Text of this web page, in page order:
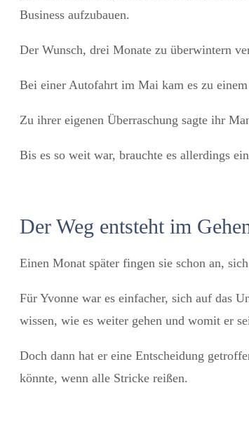
Business aufzubauen.
Der Wunsch, drei Monate zu überwintern
Bei einer Autofahrt im Mai kam es zu
Zu ihrer eigenen Überraschung sagte ihr
Bis es so weit war, brauchte es allerdings
Der Weg entsteht im
Einen Monat später fingen sie schon an,
Für Yvonne war es einfacher, sich auf das
wissen, wie es weiter gehen und womit er
Doch dann hat er eine Entscheidung
könnte, wenn alle Stricke reißen.